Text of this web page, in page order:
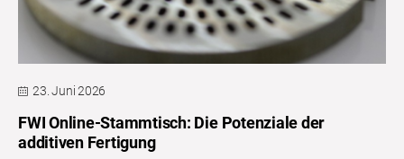
23. Juni 2026
FWI Online-Stammtisch: Die Potenziale der
additiven Fertigung